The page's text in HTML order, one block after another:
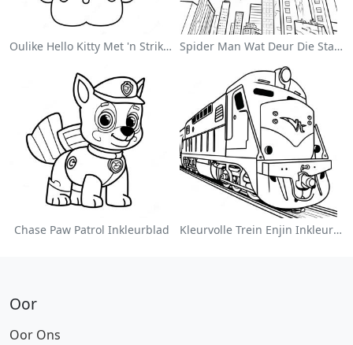
Oulike Hello Kitty Met 'n Strik Inkleurblad Spider Man Wat Deur Die Stad Swang Inkleurblad
Chase Paw Patrol Inkleurblad Kleurvolle Trein Enjin Inkleurblad
Oor
Oor Ons